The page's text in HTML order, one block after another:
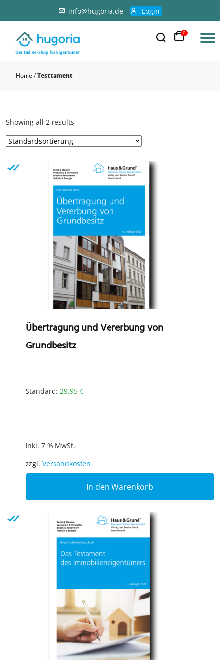
info@hugoria.de Login
0
Home /Testtament
Showing all 2 results
Übertragung und Vererbung von
Grundbesitz
Standard: 29,95 €
inkl. 7 % MwSt.
zzgl. Versandkosten
In den Warenkorb